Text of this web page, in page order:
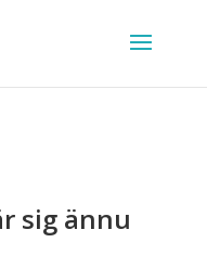
sig ännu